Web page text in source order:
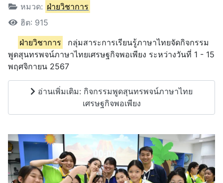
หมวด: ฝ่ายวิชาการ
ฮิต: 915
ฝ่ายวิชาการ
กลุ่มสาระการเรียนรู้ภาษาไทยจัดกิจกรรม
พูดสุนทรพจน์ภาษาไทยเศรษฐกิจพอเพียง ระหว่างวันที่ 1 - 15
พฤศจิกายน 2567
อ่านเพิ่มเติม: กิจกรรมพูดสุนทรพจน์ภาษาไทย
เศรษฐกิจพอเพียง